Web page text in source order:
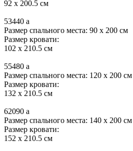
92 x 200.5 см
53440 a
Размер спального места: 90 x 200 см
Размер кровати:
102 x 210.5 см
55480 a
Размер спального места: 120 x 200 см
Размер кровати:
132 x 210.5 см
62090 a
Размер спального места: 140 x 200 см
Размер кровати:
152 x 210.5 см